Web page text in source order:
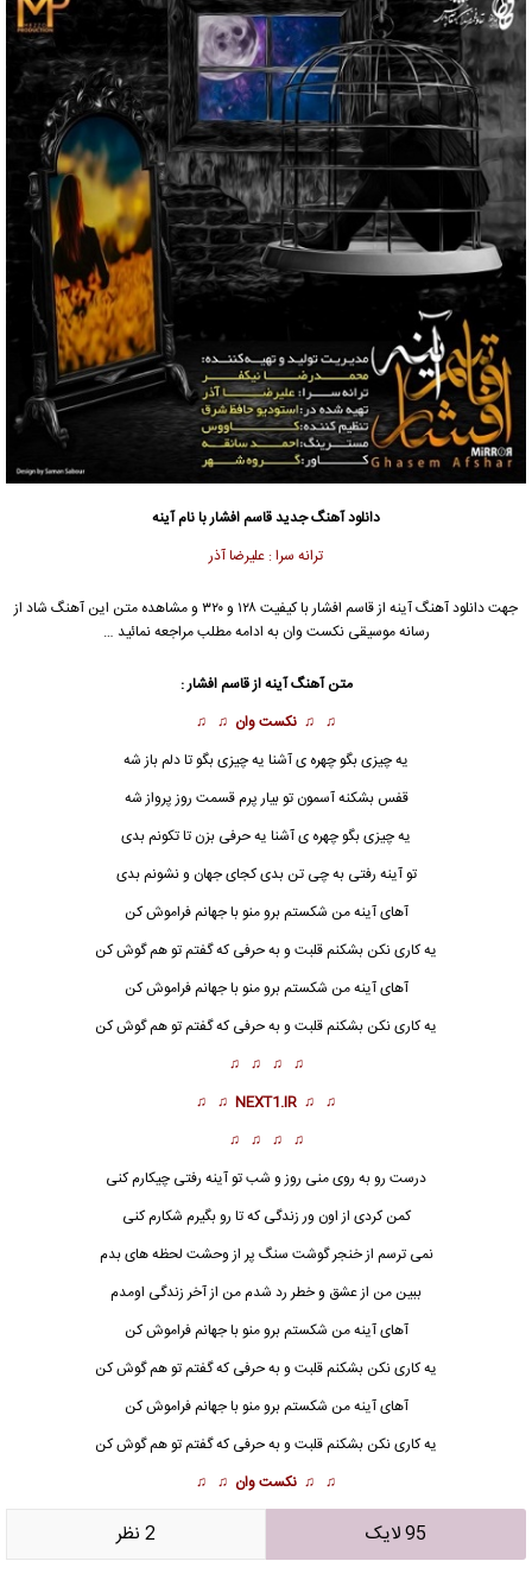
دانلود آهنگ جدیدقاسم افشاربا نام آینه
ترانه سرا : علیرضا آذر
جهت دانلود آهنگ آینه ازقاسم افشار
با کیفیت ۱۲۸ و ۳۲۰ و مشاهده متن این آهنگ شاد از
رسانه موسیقی نکست وان به ادامه مطلب مراجعه نمائید …
متن آهنگ آینه ازقاسم افشار:
♫ ♫ نکست وان ♫ ♫
یه چیزی بگو چهره ی آشنا یه چیزی بگو تا دلم باز شه
قفس بشکنه آسمون تو بیار پرم قسمت روز پرواز شه
یه چیزی بگو چهره ی آشنا یه حرفی بزن تا تکونم بدی
تو آینه رفتی به چی تن بدی کجای جهان و نشونم بدی
آهایآینهمن شکستم برو منو با جهانم فراموش کن
یه کاری نکن بشکنم قلبت و به حرفی که گفتم تو هم گوش کن
آهای آینه من شکستم برو منو با جهانم فراموش کن
یه کاری نکن بشکنم قلبت و به حرفی که گفتم تو هم گوش کن
♫ ♫ ♫ ♫
♫ ♫
NEXT1.IR
♫ ♫
♫ ♫ ♫ ♫
درست رو به روی منی روز و شب تو آینه رفتی چیکارم کنی
کمن کردی از اون ور زندگی که تا رو بگیرم شکارم کنی
نمی ترسم از خنجر گوشت سنگ پر از وحشت لحظه های بدم
ببین من از عشق و خطر رد شدم من از آخر زندگی اومدم
آهایآینهمن شکستم برو منو با جهانم فراموش کن
یه کاری نکن بشکنم قلبت و به حرفی که گفتم تو هم گوش کن
آهای آینه من شکستم برو منو با جهانم فراموش کن
یه کاری نکن بشکنم قلبت و به حرفی که گفتم تو هم گوش کن
♫ ♫ نکست وان ♫ ♫
95 لایک 2 نظر